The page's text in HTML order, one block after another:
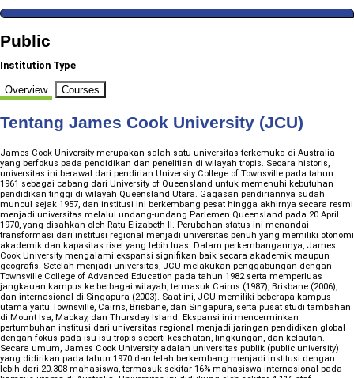
Public
Institution Type
Overview Courses
Tentang James Cook University (JCU)
James Cook University merupakan salah satu universitas terkemuka di Australia
yang berfokus pada pendidikan dan penelitian di wilayah tropis. Secara historis,
universitas ini berawal dari pendirian University College of Townsville pada tahun
1961 sebagai cabang dari University of Queensland untuk memenuhi kebutuhan
pendidikan tinggi di wilayah Queensland Utara. Gagasan pendiriannya sudah
muncul sejak 1957, dan institusi ini berkembang pesat hingga akhirnya secara resmi
menjadi universitas melalui undang-undang Parlemen Queensland pada 20 April
1970, yang disahkan oleh Ratu Elizabeth II. Perubahan status ini menandai
transformasi dari institusi regional menjadi universitas penuh yang memiliki otonomi
akademik dan kapasitas riset yang lebih luas. Dalam perkembangannya, James
Cook University mengalami ekspansi signifikan baik secara akademik maupun
geografis. Setelah menjadi universitas, JCU melakukan penggabungan dengan
Townsville College of Advanced Education pada tahun 1982 serta memperluas
jangkauan kampus ke berbagai wilayah, termasuk Cairns (1987), Brisbane (2006),
dan internasional di Singapura (2003). Saat ini, JCU memiliki beberapa kampus
utama yaitu Townsville, Cairns, Brisbane, dan Singapura, serta pusat studi tambahan
di Mount Isa, Mackay, dan Thursday Island. Ekspansi ini mencerminkan
pertumbuhan institusi dari universitas regional menjadi jaringan pendidikan global
dengan fokus pada isu-isu tropis seperti kesehatan, lingkungan, dan kelautan.
Secara umum, James Cook University adalah universitas publik (public university)
yang didirikan pada tahun 1970 dan telah berkembang menjadi institusi dengan
lebih dari 20.308 mahasiswa, termasuk sekitar 16% mahasiswa internasional pada